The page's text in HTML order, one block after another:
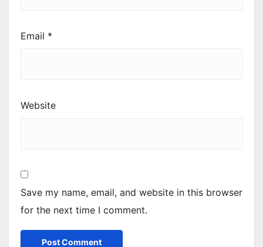
Email *
Website
Save my name, email, and website in this browser
for the next time I comment.